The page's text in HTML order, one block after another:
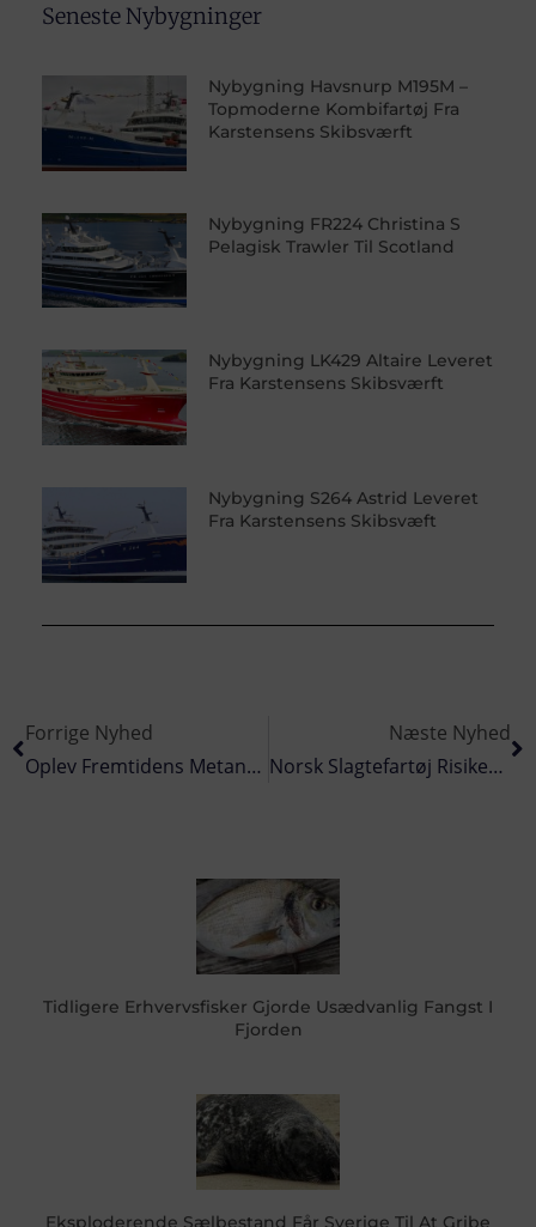
Seneste Nybygninger
Nybygning Havsnurp M195M –
Topmoderne Kombifartøj Fra
Karstensens Skibsværft
Nybygning FR224 Christina S
Pelagisk Trawler Til Scotland
Nybygning LK429 Altaire Leveret
Fra Karstensens Skibsværft
Nybygning S264 Astrid Leveret
Fra Karstensens Skibsvæft
Forrige Nyhed
Oplev Fremtidens Metanol-Motor Til Åbent Hus I Randers
Næste Nyhed
Norsk Slagtefartøj Risikerer At Sprede Fiske-Sygdomme I Danmark
Tidligere Erhvervsfisker Gjorde Usædvanlig Fangst I
Fjorden
Eksploderende Sælbestand Får Sverige Til At Gribe